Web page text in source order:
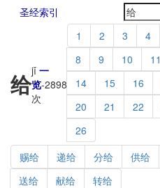
圣经索引
给jǐ 一
览-2898
次
1 2 3 4
8
9 10 11
14
15 16
20
21 22
26
赐给 递给 分给 供给
送给
献给
转给